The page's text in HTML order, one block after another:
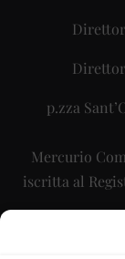
p.zza
Mercurio
iscritta al
Sito